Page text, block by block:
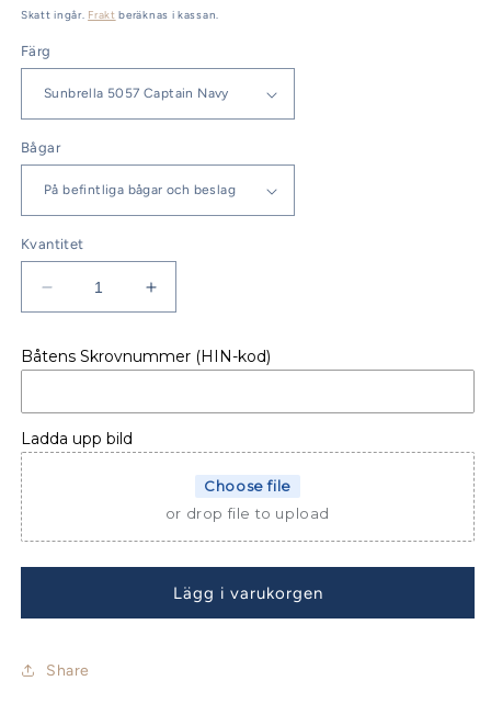
pris
Skatt ingår. Frakt beräknas i kassan.
Färg
Bågar
Kvantitet
Minska
kvantitet
Beneteau
41.1
Sittbrunnskapell
Öka
kvantitet
Beneteau
41.1
Båtens Skrovnummer (HIN-kod)
Ladda upp bild
Choose file
or drop file to upload
Lägg i varukorgen
Share